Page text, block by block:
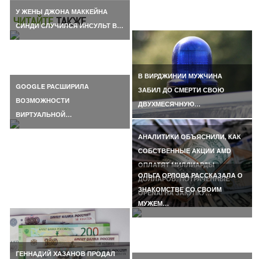
ЧИТАЙТЕТАКЖЕ
У ЖЕНЫ ДЖОНА МАККЕЙНА
СИНДИ СЛУЧИЛСЯ ИНСУЛЬТ В…
В ВИРДЖИНИИ МУЖЧИНА
ЗАБИЛ ДО СМЕРТИ СВОЮ
ДВУХМЕСЯЧНУЮ…
GOOGLE РАСШИРИЛА
ВОЗМОЖНОСТИ
ВИРТУАЛЬНОЙ…
АНАЛИТИКИ ОБЪЯСНИЛИ, КАК
СОБСТВЕННЫЕ АКЦИИ AMD
ОПЛАТЯТ МИЛЛИАРДЫ
ДОЛЛАРОВ, ПОТРАЧЕННЫЕ
OPENAI НА ЗАКУПКУ…
ГЕННАДИЙ ХАЗАНОВ ПРОДАЛ
ОЛЬГА ОРЛОВА РАССКАЗАЛА О
ЗНАКОМСТВЕ СО СВОИМ
МУЖЕМ…